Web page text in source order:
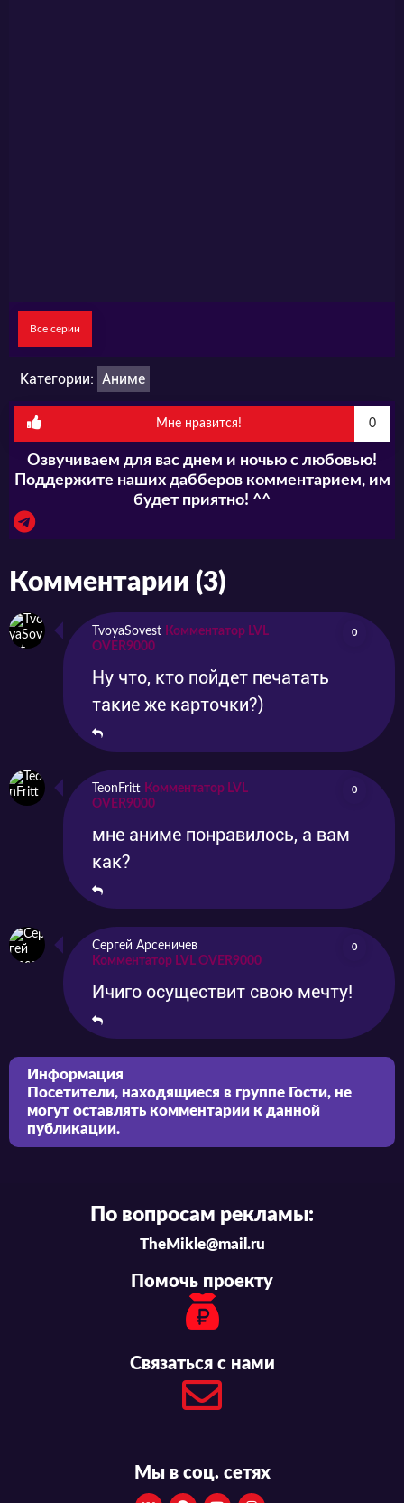
Все серии
Категории: Аниме
Мне нравится! 0
Озвучиваем для вас днем и ночью с любовью!
Поддержите наших дабберов комментарием, им
будет приятно! ^^
Комментарии (3)
TvoyaSovest Комментатор LVL
OVER9000
0
Ну что, кто пойдет печатать
такие же карточки?)
TeonFritt Комментатор LVL
OVER9000
0
мне аниме понравилось, а вам
как?
Сергей Арсеничев
Комментатор LVL OVER9000
0
Ичиго осуществит свою мечту!
Информация
Посетители, находящиеся в группе Гости, не
могут оставлять комментарии к данной
публикации.
По вопросам рекламы:
TheMikle@mail.ru
Помочь проекту
Связаться с нами
Мы в соц. сетях